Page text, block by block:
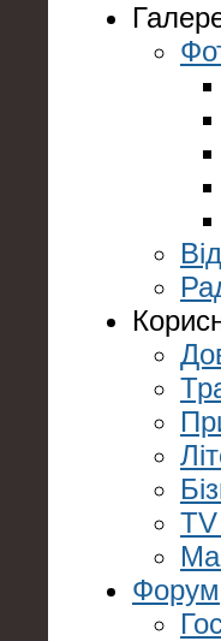
Форум